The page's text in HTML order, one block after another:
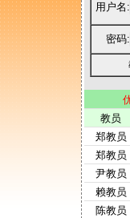
用户名:
密码:
教员
郑教员
郑教员
尹教员
赖教员
陈教员